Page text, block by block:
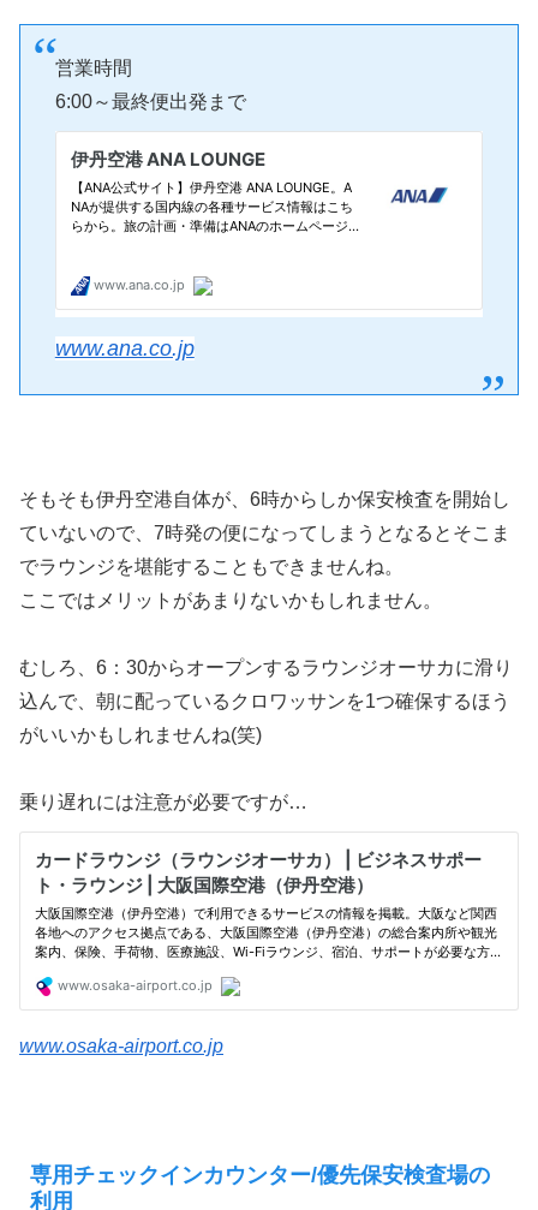
営業時間
6:00～最終便出発まで
www.ana.co.jp
そもそも伊丹空港自体が、6時からしか保安検査を開始し
ていないので、7時発の便になってしまうとなるとそこま
でラウンジを堪能することもできませんね。
ここではメリットがあまりないかもしれません。
むしろ、6：30からオープンするラウンジオーサカに滑り
込んで、朝に配っているクロワッサンを1つ確保するほう
がいいかもしれませんね(笑)
乗り遅れには注意が必要ですが…
www.osaka-airport.co.jp
専用チェックインカウンター/優先保安検査場の
利用